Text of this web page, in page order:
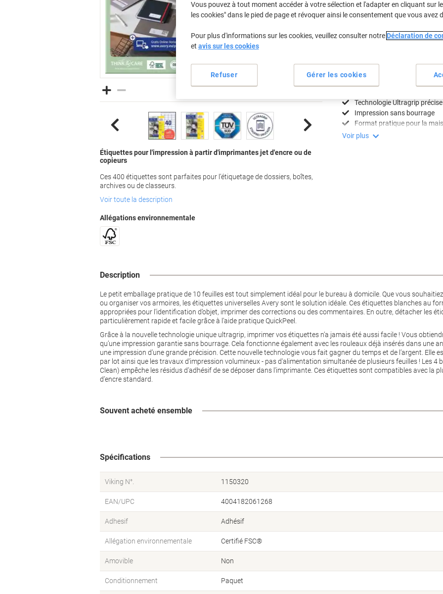
Étiquettes pour l'impression à partir d'imprimantes jet d'encre ou de
copieurs
Ces 400 étiquettes sont parfaites pour l’étiquetage de dossiers, boîtes,
archives ou de classeurs.
Voir toute la description
Allégations environnementale
Quantité
Ajouter à une liste
Spécifications clés
Technologie Ultragrip précise
Impression sans bourrage
Format pratique pour la
Voir plus
Description
Le petit emballage pratique de 10 feuilles est tout simplement idéal pour le bureau à domicile. Que vous
ou organiser vos armoires, les étiquettes universelles Avery sont le solution idéale. Ces étiquettes blanches au
appropriées pour l’identification d’objet, imprimer des corrections ou des commentaires. En outre, détacher les
particulièrement rapide et facile grâce à l’aide pratique QuickPeel.
Grâce à la nouvelle technologie unique ultragrip, imprimer vos étiquettes n’a jamais été aussi facile ! Vous
qu’une impression garantie sans bourrage. Cela fonctionne également avec les rouleaux déjà insérés dans une
une impression d’une grande précision. Cette nouvelle technologie vous fait gagner du temps et de l’argent. Elle
par lot ainsi que les travaux d'impression volumineux - pas d'alimentation simultanée de plusieurs feuilles ! Les 4
Clean) empêche les résidus d’adhésif de se déposer dans l'imprimante. Ces étiquettes sont compatibles avec la
d’encre standard.
Souvent acheté ensemble
Spécifications
Viking N°. 1150320
EAN/UPC 4004182061268
Adhesif Adhésif
Allégation environnementale Certifié FSC®
Amovible Non
Conditionnement Paquet
Vous pouvez à tout moment accéder à votre sélection et l'adapter en cliquant sur le
les cookies" dans le pied de page et révoquer ainsi le consentement que vous avez
Pour plus d'informations sur les cookies, veuillez consulter notre Déclaration de
et avis sur les cookies
Gérer les cookies
Refuser